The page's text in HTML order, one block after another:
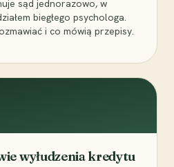
sąd jednorazowo, w
biegłego psychologa.
i co mówią przepisy.
wyłudzenia kredytu